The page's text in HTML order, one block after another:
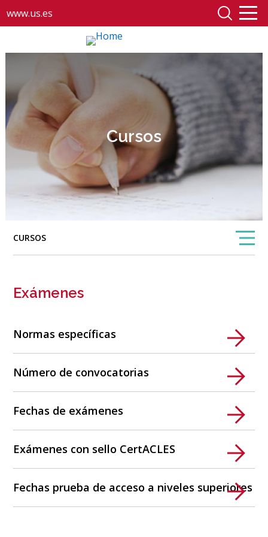
www.us.es
Cursos
CURSOS
Exámenes
Normas específicas
Número de convocatorias
Fechas de exámenes
Exámenes con sello CertACLES
Fechas prueba de acceso a niveles superiores